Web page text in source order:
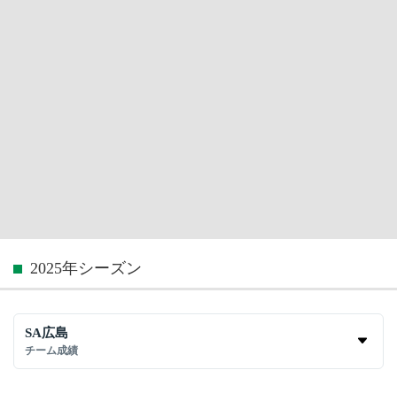
2025年シーズン
SA広島
チーム成績